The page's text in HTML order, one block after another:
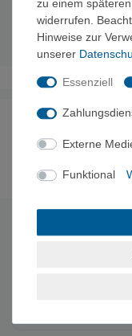
Dimensionen:33 x
Gewicht:120 g
Noch
Hersteller: Exped-
EU-Verantwortlicher:
zu einem
widerrufen.
Hinweise zur
unserer
Essenziell
Externe
Funktional